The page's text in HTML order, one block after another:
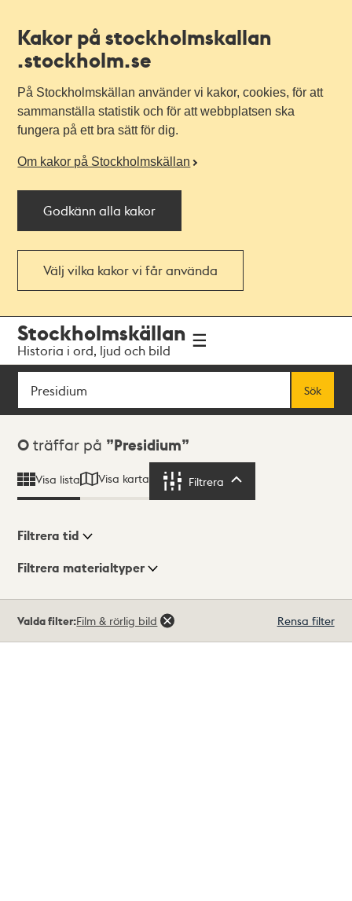
Kakor på stockholmskallan
.stockholm.se
På Stockholmskällan använder vi kakor, cookies, för att
sammanställa statistik och för att webbplatsen ska
fungera på ett bra sätt för dig.
Om kakor på Stockholmskällan
Godkänn alla kakor
Välj vilka kakor vi får använda
navigationen
huvudinnehållet
Stockholmskällan
Historia i ord, ljud och bild
Sök
Sök
Sökresultat
0 träffar på Presidium
Visa lista Visa karta Filtrera
Visningsläge
Filtrera tid
Filtrera materialtyper
träffar
Valda filter:Film & rörlig bild Rensa filter